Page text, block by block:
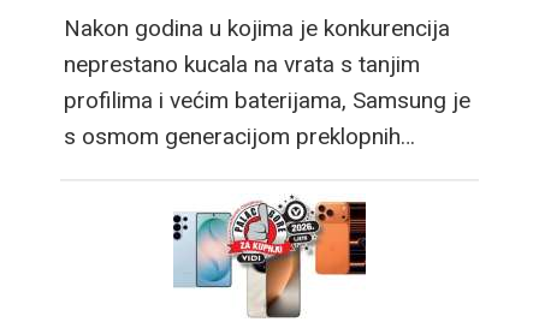
Nakon godina u kojima je konkurencija
neprestano kucala na vrata s tanjim
profilima i većim baterijama, Samsung je
s osmom generacijom preklopnih…